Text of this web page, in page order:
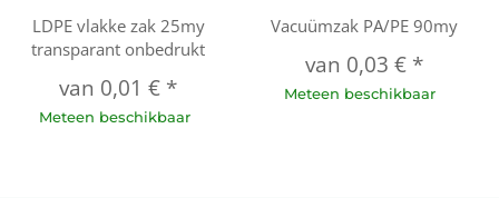
LDPE vlakke zak 25my
transparant onbedrukt
van 0,01 € *
Meteen beschikbaar
Vacuümzak PA/PE 90my
van 0,03 € *
Meteen beschikbaar